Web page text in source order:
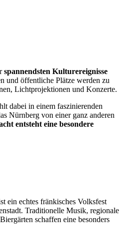
spannendsten Kulturereignisse
und öffentliche Plätze werden zu
Lichtprojektionen und Konzerte.
dabei in einem faszinierenden
Nürnberg von einer ganz anderen
entsteht eine besondere
ein echtes fränkisches Volksfest
Traditionelle Musik, regionale
schaffen eine besonders